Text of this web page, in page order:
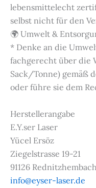
lebensmittelecht
selbst nicht für den
🌍 Umwelt &
* Denke an die
fachgerecht über die
Sack/Tonne) gemäß
oder führe sie dem
Herstellerangabe
E.Y.ser Laser
Yücel Ersöz
Ziegelstrasse 19-21
91126 Rednitzhembach
info@eyser-laser.de